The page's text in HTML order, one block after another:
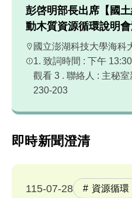
彭啓明部長出席【國
動木質資源循環說明會
國立澎湖科技大學海科
1. 致詞時間 : 下午
觀看 3 . 聯絡人 : 主秘
230-203
即時新聞澄清
115-07-28 資源循環